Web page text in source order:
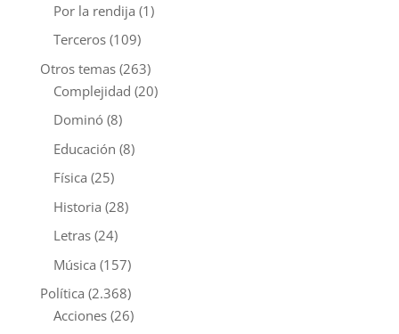
Por la rendija (1)
Terceros(109)
Otros temas(263)
Complejidad (20)
Dominó(8)
Educación (8)
Física (25)
Historia (28)
Letras(24)
Música (157)
Política (2.368)
Acciones(26)